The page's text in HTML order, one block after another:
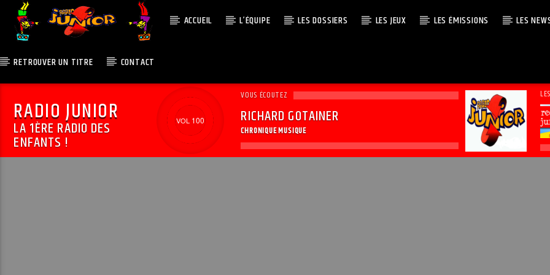
ACCUEIL L’ÉQUIPE LES DOSSIERS LES JEUX LES ÉMISSIONS LES
RETROUVER UN TITRE CONTACT
RADIO JUNIOR
LA 1ÈRE RADIO DES
ENFANTS !
100
VOUS ÉCOUTEZ
RICHARD GOTAINER
CHRONIQUE MUSIQUE